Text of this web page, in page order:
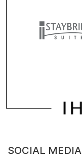
SOCIAL MEDIA